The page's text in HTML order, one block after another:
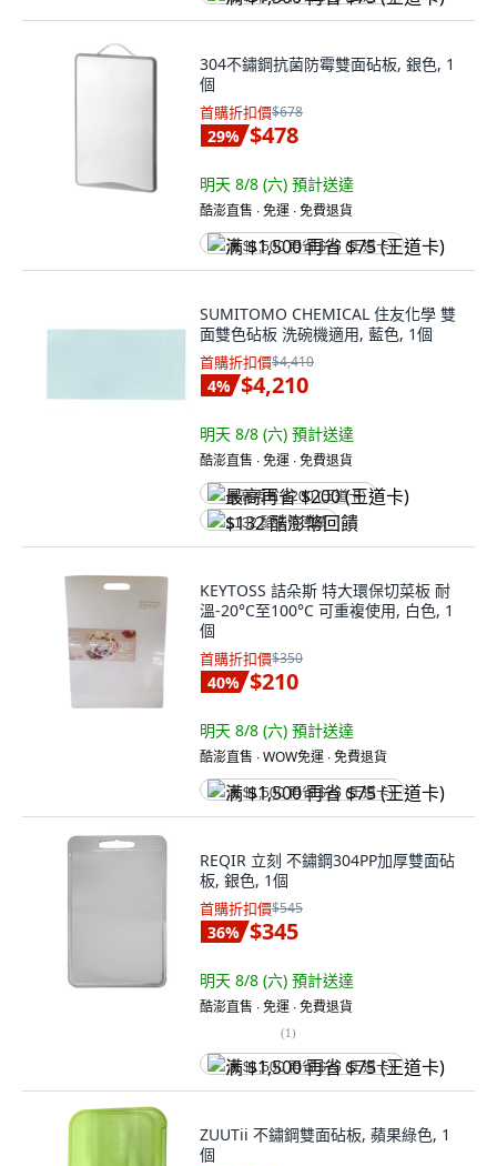
304不鏽鋼抗菌防霉雙面砧板, 銀色, 1
個
首購折扣價$678
29% $478
明天 8/8 (六) 預計送達
酷澎直售 ∙ 免運 ∙ 免費退貨
满 $1,500 再省 $75 (王道卡)
SUMITOMO CHEMICAL 住友化學 雙
面雙色砧板 洗碗機適用, 藍色, 1個
首購折扣價$4,410
4% $4,210
明天 8/8 (六) 預計送達
酷澎直售 ∙ 免運 ∙ 免費退貨
最高再省 $200 (王道卡)
$132 酷澎幣回饋
KEYTOSS 詰朵斯 特大環保切菜板 耐
溫-20°C至100°C 可重複使用, 白色, 1
個
首購折扣價$350
40% $210
明天 8/8 (六) 預計送達
酷澎直售 ∙ WOW免運 ∙ 免費退貨
满 $1,500 再省 $75 (王道卡)
REQIR 立刻 不鏽鋼304PP加厚雙面砧
板, 銀色, 1個
首購折扣價$545
36% $345
明天 8/8 (六) 預計送達
酷澎直售 ∙ 免運 ∙ 免費退貨
(1)
满 $1,500 再省 $75 (王道卡)
ZUUTii 不鏽鋼雙面砧板, 蘋果綠色, 1
個